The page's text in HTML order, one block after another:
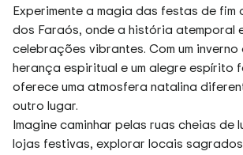
Experimente a magia das festas de fim
dos Faraós, onde a história atemporal
celebrações vibrantes. Com um inverno
herança espiritual e um alegre espírito
oferece uma atmosfera natalina
outro lugar.
Imagine caminhar pelas ruas cheias de
lojas festivas, explorar locais